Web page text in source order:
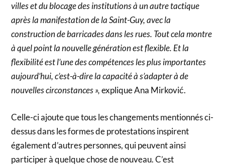
villes et du blocage des institutions à un autre tactique
après la manifestation de la Saint-Guy, avec la
construction de barricades dans les rues. Tout cela montre
à quel point la nouvelle génération est flexible. Et la
flexibilité est l’une des compétences les plus importantes
aujourd’hui, c’est-à-dire la capacité à s’adapter à de
nouvelles circonstances »,explique Ana Mirković.
Celle-ci ajoute que tous les changements mentionnés ci-
dessus dans les formes de protestations inspirent
également d’autres personnes, qui peuvent ainsi
participer à quelque chose de nouveau. C’est